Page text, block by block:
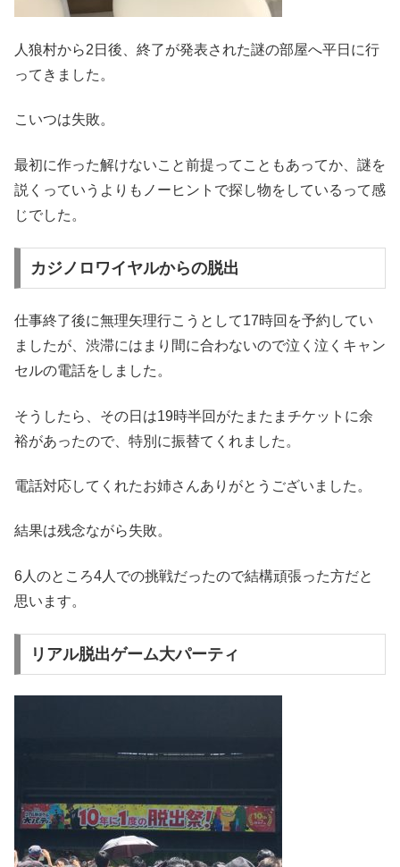
人狼村から2日後、終了が発表された謎の部屋へ平日に行
ってきました。
こいつは失敗。
最初に作った解けないこと前提ってこともあってか、謎を
説くっていうよりもノーヒントで探し物をしているって感
じでした。
カジノロワイヤルからの脱出
仕事終了後に無理矢理行こうとして17時回を予約してい
ましたが、渋滞にはまり間に合わないので泣く泣くキャン
セルの電話をしました。
そうしたら、その日は19時半回がたまたまチケットに余
裕があったので、特別に振替てくれました。
電話対応してくれたお姉さんありがとうございました。
結果は残念ながら失敗。
6人のところ4人での挑戦だったので結構頑張った方だと
思います。
リアル脱出ゲーム大パーティ